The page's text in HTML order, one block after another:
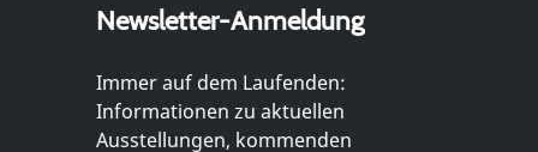
Newsletter-Anmeldung
Immer auf dem Laufenden:
Informationen zu aktuellen
Ausstellungen, kommenden